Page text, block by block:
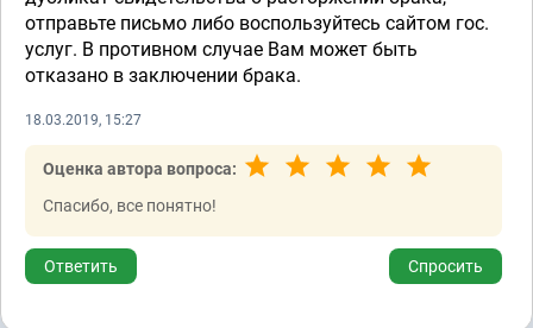
отправьте письмо либо воспользуйтесь сайтом гос.
услуг. В противном случае Вам может быть
отказано в заключении брака.
18.03.2019, 15:27
Оценка автора вопроса:
Спасибо, все понятно!
Ответить Спросить